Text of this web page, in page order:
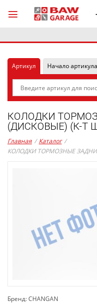
Артикул Начало артикула
КОЛОДКИ
(ДИСКОВЫЕ) (К-Т
Главная / Каталог /
КОЛОДКИ ТОРМОЗНЫЕ
Бренд: CHANGAN